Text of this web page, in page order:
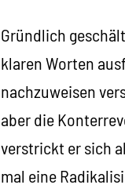
Gründlich
klaren Worten
nachzuweisen
aber die
verstrickt er sich
mal eine